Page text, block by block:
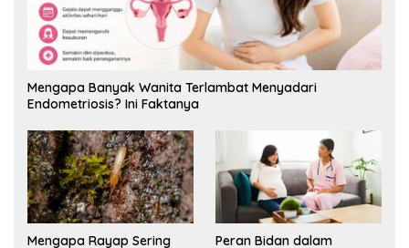
Mengapa Banyak Wanita Terlambat Menyadari
Endometriosis? Ini Faktanya
Mengapa Rayap Sering
Peran Bidan dalam